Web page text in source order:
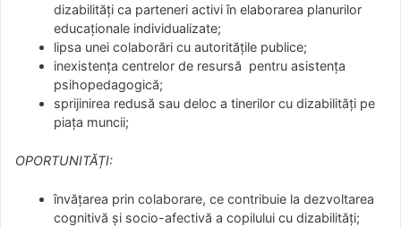
dizabilități ca parteneri activi în elaborarea planurilor
educaționale individualizate;
lipsa unei colaborări cu autoritățile publice;
inexistența centrelor de resursă pentru asistența
psihopedagogică;
sprijinirea redusă sau deloc a tinerilor cu dizabilități pe
piața muncii;
OPORTUNITĂȚI:
învățarea prin colaborare, ce contribuie la dezvoltarea
cognitivă și socio-afectivă a copilului cu dizabilități;